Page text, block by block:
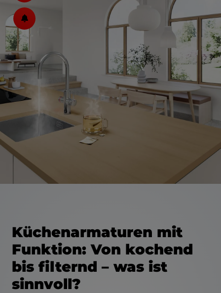
Küchenarmaturen mit
Funktion: Von kochend
bis filternd – was ist
sinnvoll?